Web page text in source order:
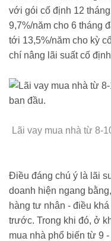
với gói cố định 12
9,7%/năm cho 6 tháng
tới 13,5%/năm cho kỳ
chí nâng lãi suất cố
Lãi vay mua nhà từ 8-
Điều đáng chú ý là lãi
doanh hiện ngang
hàng tư nhân - điều
trước. Trong khi đó, ở
mua nhà phổ biến từ 9